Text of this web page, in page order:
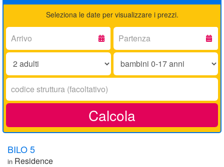
Seleziona le date per visualizzare i prezzi.
Arrivo:
Partenza:
Adulti:
Bambini
17
Codice
struttura:
Calcola
BILO 5
in Residence